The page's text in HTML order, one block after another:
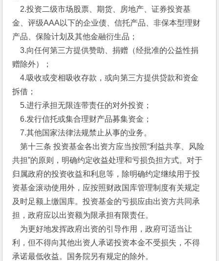
2.投资二级市场股票、期货、房地产、证券投资基
金、评级AAA以下的企业债、信托产品、非保本型理财
产品、保险计划及其他金融衍生品；
3.向任何第三方提供赞助、捐赠（经批准的公益性捐
赠除外）；
4.吸收或变相吸收存款，或向第三方提供贷款和资金
拆借；
5.进行承担无限连带责任的对外投资；
6.发行信托或集合理财产品募集资金；
7.其他国家法律法规禁止从事的业务。
第十三条 投资基金各出资方应当按照“利益共享、风险
共担”的原则，明确约定收益处理和亏损负担方式。对于
归属政府的投资收益和利息等，除明确约定继续用于投
资基金滚动使用外，应按照财政国库管理制度有关规定
及时足额上缴国库。投资基金的亏损应由出资方共同承
担，政府应以出资额为限承担有限责任。
为更好地发挥政府出资的引导作用，政府可适当让
利，但不得向其他出资人承诺投资本金不受损失，不得
承诺最低收益。国务院另有规定的除外。